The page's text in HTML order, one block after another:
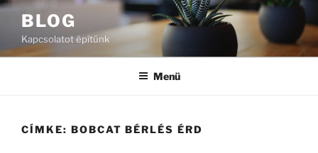
Tartalomhoz
BLOG
Kapcsolatot építünk
Menü
CÍMKE: BOBCAT BÉRLÉS ÉRD